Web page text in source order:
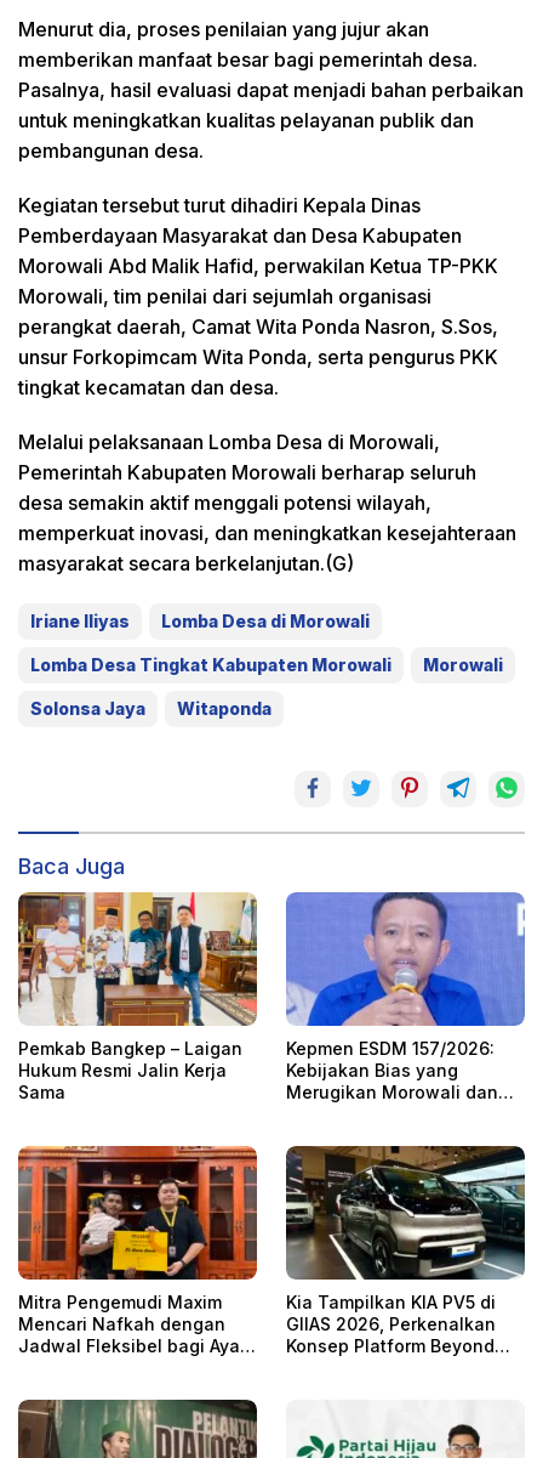
Menurut dia, proses penilaian yang jujur akan
memberikan manfaat besar bagi pemerintah desa.
Pasalnya, hasil evaluasi dapat menjadi bahan perbaikan
untuk meningkatkan kualitas pelayanan publik dan
pembangunan desa.
Kegiatan tersebut turut dihadiri Kepala Dinas
Pemberdayaan Masyarakat dan Desa Kabupaten
Morowali Abd Malik Hafid, perwakilan Ketua TP-PKK
Morowali, tim penilai dari sejumlah organisasi
perangkat daerah, Camat Wita Ponda Nasron, S.Sos,
unsur Forkopimcam Wita Ponda, serta pengurus PKK
tingkat kecamatan dan desa.
Melalui pelaksanaan Lomba Desa di Morowali,
Pemerintah Kabupaten Morowali berharap seluruh
desa semakin aktif menggali potensi wilayah,
memperkuat inovasi, dan meningkatkan kesejahteraan
masyarakat secara berkelanjutan.(G)
Iriane Iliyas Lomba Desa di Morowali
Lomba Desa Tingkat Kabupaten Morowali Morowali
Solonsa Jaya Witaponda
Baca Juga
Pemkab Bangkep – Laigan
Hukum Resmi Jalin Kerja
Sama
Kepmen ESDM 157/2026:
Kebijakan Bias yang
Merugikan Morowali dan
Mitra Pengemudi Maxim
Mencari Nafkah dengan
Jadwal Fleksibel bagi Ayah
Kia Tampilkan KIA PV5 di
GIIAS 2026, Perkenalkan
Konsep Platform Beyond